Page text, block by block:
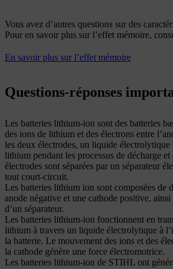
Vous avez d’autres questions sur des
Pour en savoir plus sur l’effet mémoire,
En savoir plus sur l’effet mémoire
Questions-réponses
Les batteries lithium-ion sont des batteries
des ions de lithium et des électrons entre
les deux électrodes, un liquide électrolytique
lithium pendant les processus de décharge
électrodes sont séparées par un séparateur
tout court-circuit.
Les batteries lithium ion sont composées de
anode négative et une cathode positive,
d’un séparateur.
Les batteries lithium-ion fonctionnent en
lithium à travers un liquide électrolytique à
la batterie. Le mouvement des ions et des
la cathode génère une force électromotrice.
Les batteries lithium-ion de STIHL ont